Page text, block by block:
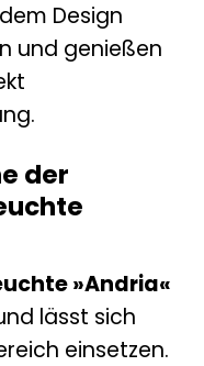
Design
und genießen
der
»Andria«
lässt sich
einsetzen.